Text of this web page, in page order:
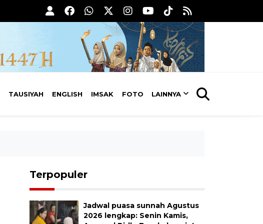
TAUSIYAH ENGLISH IMSAK FOTO LAINNYA
Terpopuler
Jadwal puasa sunnah Agustus
2026 lengkap: Senin Kamis,